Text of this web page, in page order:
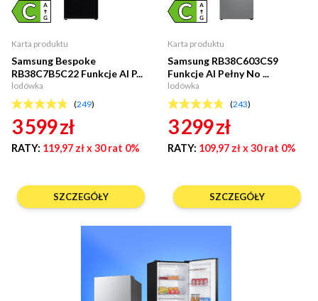
Karta produktu
Samsung Bespoke
RB38C7B5C22 Funkcje AI P...
lodówka
(249)
3 599zł
RATY: 119,97 złx 30 rat 0%
SZCZEGÓŁY
Karta produktu
Samsung RB38C603CS9
Funkcje AI Pełny No ...
lodówka
(243)
3 299zł
RATY: 109,97 złx 30 rat 0%
SZCZEGÓŁY